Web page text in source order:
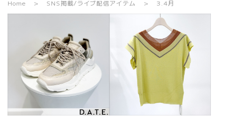
Home SNS掲載/ライブ配信アイテム 3.4月